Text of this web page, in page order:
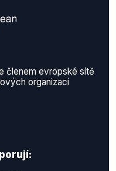
členem evropské sítě
organizací